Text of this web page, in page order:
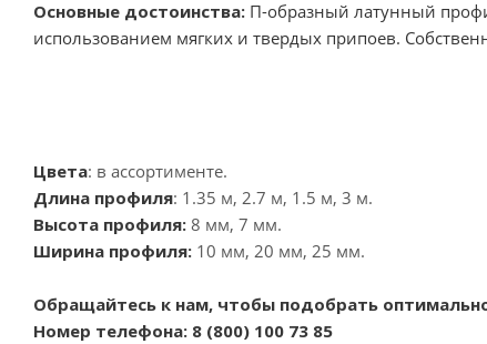
Основные достоинства: П-образный латунный
использованием мягких и твердых припоев.
Цвета: в ассортименте.
Длина профиля: 1.35 м, 2.7 м, 1.5 м, 3 м.
Высота профиля: 8 мм, 7 мм.
Ширина профиля: 10 мм, 20 мм, 25 мм.
Обращайтесь к нам, чтобы подобрать
Номер телефона: 8 (800) 100 73 85